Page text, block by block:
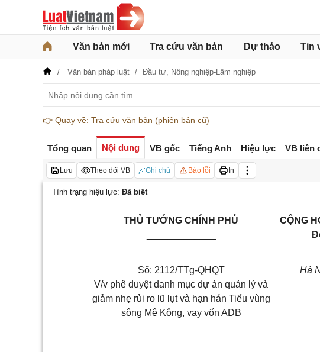
Văn bản mới Tra cứu văn bản Dự thảo Tin
Văn bản pháp luật Đầu tư, Nông nghiệp-Lâm nghiệp
👉 Quay về: Tra cứu văn bản (phiên bản cũ)
Tổng quan Nội dung VB gốc Tiếng Anh Hiệu lực VB liên
Lưu Theo dõi VB Ghi chú Báo lỗi In
Tình trạng hiệu lực: Đã biết
THỦ TƯỚNG CHÍNH PHỦ
CỘNG
Số: 2112/TTg-QHQT
V/v phê duyệt danh mục dự án quản lý và
giảm nhẹ rủi ro lũ lụt và hạn hán Tiểu vùng
sông Mê Kông, vay vốn ADB
Hà